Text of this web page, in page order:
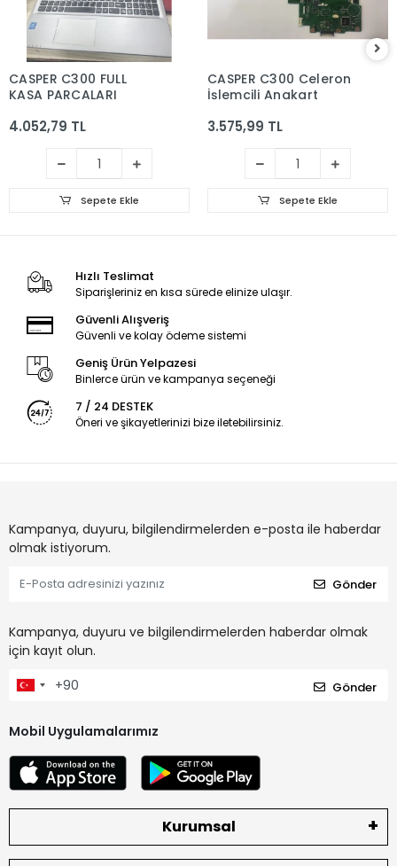
CASPER C300 FULL
KASA PARCALARI
4.052,79 TL
Sepete Ekle
CASPER C300 Celeron
İşlemcili Anakart
3.575,99 TL
Sepete Ekle
Hızlı Teslimat
Siparişleriniz en kısa sürede elinize ulaşır.
Güvenli Alışveriş
Güvenli ve kolay ödeme sistemi
Geniş Ürün Yelpazesi
Binlerce ürün ve kampanya seçeneği
7 / 24 DESTEK
Öneri ve şikayetlerinizi bize iletebilirsiniz.
Kampanya, duyuru, bilgilendirmelerden e-posta ile haberdar
olmak istiyorum.
Gönder
Kampanya, duyuru ve bilgilendirmelerden haberdar olmak
için kayıt olun.
Gönder
Mobil Uygulamalarımız
Kurumsal